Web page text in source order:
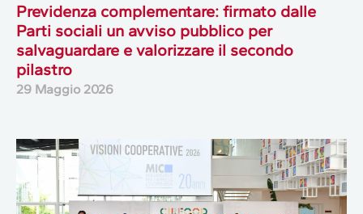
Previdenza complementare: firmato dalle
Parti sociali un avviso pubblico per
salvaguardare e valorizzare il secondo
pilastro
29 Maggio 2026